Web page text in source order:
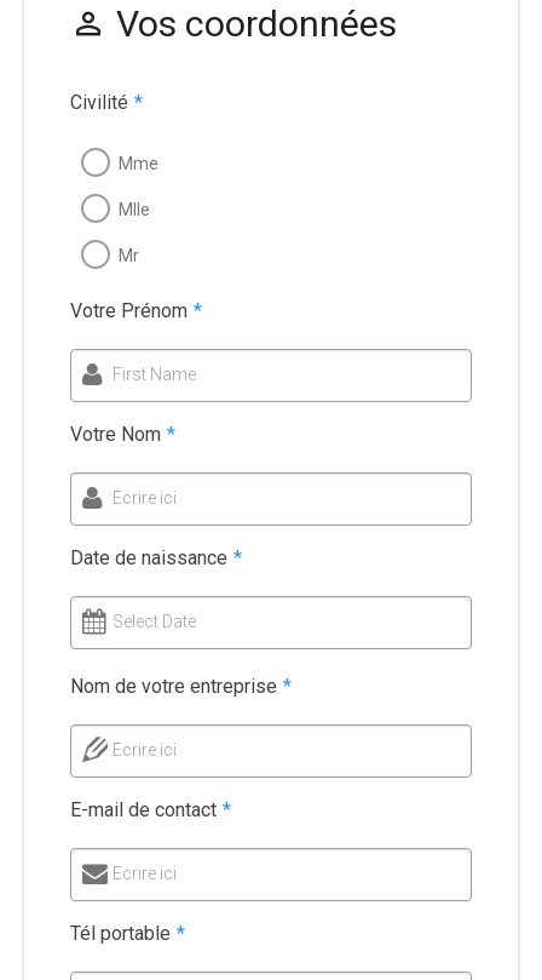
Vos coordonnées
Civilité *
Mme
Mlle
Mr
Votre Prénom *
First Name
Votre Nom *
Ecrire ici
Date de naissance *
Select Date
Nom de votre entreprise *
Ecrire ici
E-mail de contact *
Ecrire ici
Tél portable *